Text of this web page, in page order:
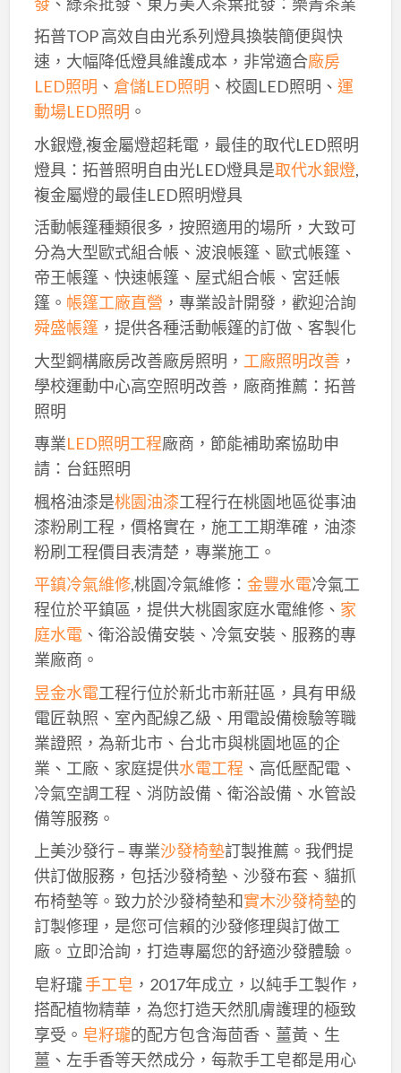
拓普TOP 高效自由光系列燈具換裝簡便與快
速，大幅降低燈具維護成本，非常適合廠房
LED照明 、 倉儲LED照明 、校園LED照明、 運
動場LED照明 。
水銀燈,複金屬燈超耗電，最佳的取代LED照明
燈具：拓普照明自由光LED燈具是取代水銀燈,
複金屬燈的最佳LED照明燈具
活動帳篷種類很多，按照適用的場所，大致可
分為大型歐式組合帳、波浪帳篷、歐式帳篷、
帝王帳篷、快速帳篷、屋式組合帳、宮廷帳
篷。 帳篷工廠直營 ，專業設計開發，歡迎洽詢
舜盛帳篷，提供各種活動帳篷的訂做、客製化
大型鋼構廠房改善廠房照明， 工廠照明改善，
學校運動中心高空照明改善，廠商推薦：拓普
照明
專業LED照明工程廠商，節能補助案協助申
請：台鈺照明
楓格油漆是桃園油漆工程行在桃園地區從事油
漆粉刷工程，價格實在，施工工期準確，油漆
粉刷工程價目表清楚，專業施工。
平鎮冷氣維修,桃園冷氣維修： 金豐水電冷氣工
程位於平鎮區，提供大桃園家庭水電維修、 家
庭水電、衛浴設備安裝、冷氣安裝、服務的專
業廠商。
昱金水電工程行位於新北市新莊區，具有甲級
電匠執照、室內配線乙級、用電設備檢驗等職
業證照，為新北市、台北市與桃園地區的企
業、工廠、家庭提供水電工程 、高低壓配電、
冷氣空調工程、消防設備、衛浴設備、水管設
備等服務。
上美沙發行 – 專業沙發椅墊訂製推薦。我們提
供訂做服務，包括沙發椅墊、沙發布套、貓抓
布椅墊等。致力於沙發椅墊和實木沙發椅墊的
訂製修理，是您可信賴的沙發修理與訂做工
廠。立即洽詢，打造專屬您的舒適沙發體驗。
皂籽瓏手工皂 ，2017年成立，以純手工製作，
搭配植物精華，為您打造天然肌膚護理的極致
享受。 皂籽瓏的配方包含海茴香、薑黃、生
薑、左手香等天然成分，每款手工皂都是用心